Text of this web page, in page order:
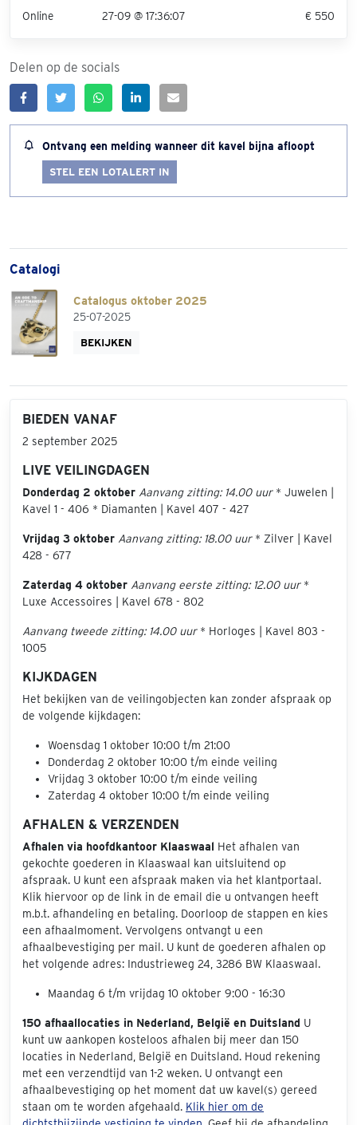
Online 27-09 @ 17:36:07 € 550
Delen op de socials
Ontvang een melding wanneer dit kavel bijna afloopt
STEL EEN LOTALERT IN
Catalogi
Catalogus oktober 2025
25-07-2025
BEKIJKEN
BIEDEN VANAF
2 september 2025
LIVE VEILINGDAGEN
Donderdag 2 oktober Aanvang zitting: 14.00 uur* Juwelen |
Kavel 1 - 406 * Diamanten | Kavel 407 - 427
Vrijdag 3 oktober Aanvang zitting: 18.00 uur* Zilver | Kavel
428 - 677
Zaterdag 4 oktober Aanvang eerste zitting: 12.00 uur*
Luxe Accessoires | Kavel 678 - 802
Aanvang tweede zitting: 14.00 uur* Horloges | Kavel 803 -
1005
KIJKDAGEN
Het bekijken van de veilingobjecten kan zonder afspraak op
de volgende kijkdagen:
Woensdag 1 oktober 10:00 t/m 21:00
Donderdag 2 oktober 10:00 t/m einde veiling
Vrijdag 3 oktober 10:00 t/m einde veiling
Zaterdag 4 oktober 10:00 t/m einde veiling
AFHALEN & VERZENDEN
Afhalen via hoofdkantoor Klaaswaal Het afhalen van
gekochte goederen in Klaaswaal kan uitsluitend op
afspraak. U kunt een afspraak maken via het klantportaal.
Klik hiervoor op de link in de email die u ontvangen heeft
m.b.t. afhandeling en betaling. Doorloop de stappen en kies
een afhaalmoment. Vervolgens ontvangt u een
afhaalbevestiging per mail. U kunt de goederen afhalen op
het volgende adres: Industrieweg 24, 3286 BW Klaaswaal.
Maandag 6 t/m vrijdag 10 oktober 9:00 - 16:30
150 afhaallocaties in Nederland, België en Duitsland U
kunt uw aankopen kosteloos afhalen bij meer dan 150
locaties in Nederland, België en Duitsland. Houd rekening
met een verzendtijd van 1-2 weken. U ontvangt een
afhaalbevestiging op het moment dat uw kavel(s) gereed
staan om te worden afgehaald. Klik hier om de